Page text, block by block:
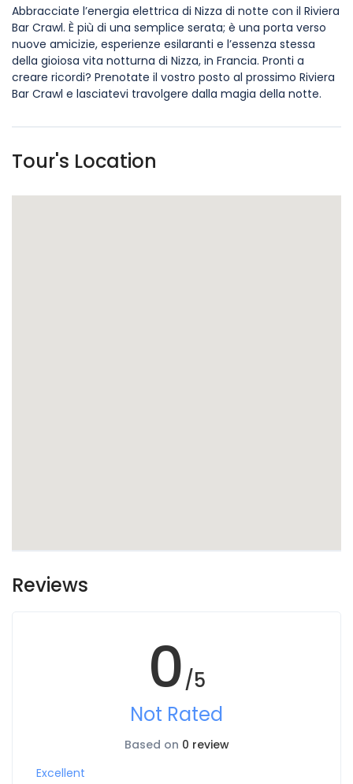
Abbracciate l’energia elettrica di Nizza di notte con il Riviera
Bar Crawl. È più di una semplice serata; è una porta verso
nuove amicizie, esperienze esilaranti e l’essenza stessa
della gioiosa vita notturna di Nizza, in Francia. Pronti a
creare ricordi? Prenotate il vostro posto al prossimo Riviera
Bar Crawl e lasciatevi travolgere dalla magia della notte.
Tour's Location
Reviews
0/5
Not Rated
Based on 0 review
Excellent